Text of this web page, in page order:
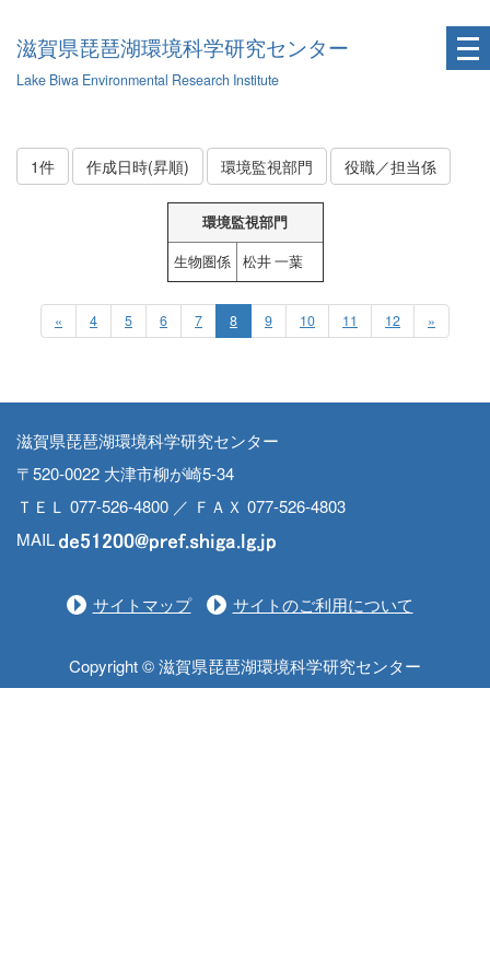
滋賀県琵琶湖環境科学研究センター
Lake Biwa Environmental Research Institute
1件 作成日時(昇順) 環境監視部門 役職／担当係
環境監視部門
生物圏係
松井 一葉
« 4 5 6 7 8 9 10 11 12 »
滋賀県琵琶湖環境科学研究センター
〒520-0022 大津市柳が崎5-34
ＴＥＬ 077-526-4800 ／ ＦＡＸ 077-526-4803
MAIL
サイトマップ サイトのご利用について
Copyright © 滋賀県琵琶湖環境科学研究センター